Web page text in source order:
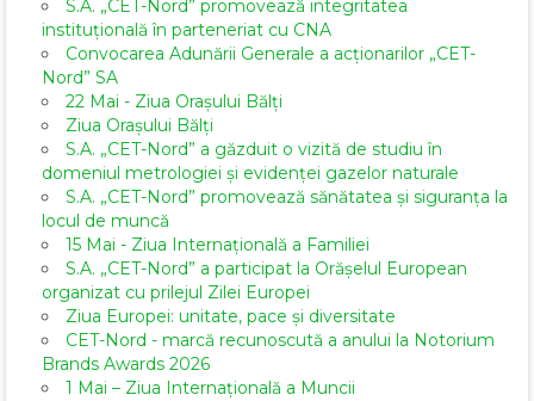
S.A. „CET-Nord” promovează integritatea
instituțională în parteneriat cu CNA
Convocarea Adunării Generale a acționarilor „CET-
Nord” SA
22 Mai - Ziua Orașului Bălți
Ziua Orașului Bălți
S.A. „CET-Nord” a găzduit o vizită de studiu în
domeniul metrologiei și evidenței gazelor naturale
S.A. „CET-Nord” promovează sănătatea și siguranța la
locul de muncă
15 Mai - Ziua Internațională a Familiei
S.A. „CET-Nord” a participat la Orășelul European
organizat cu prilejul Zilei Europei
Ziua Europei: unitate, pace și diversitate
CET-Nord - marcă recunoscută a anului la Notorium
Brands Awards 2026
1 Mai – Ziua Internațională a Muncii